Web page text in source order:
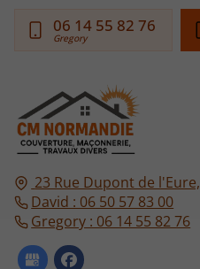
23 Rue Dupont de l'Eure,
David : 06 50 57 83 00
Gregory : 06 14 55 82 76
06 14 55 82 76